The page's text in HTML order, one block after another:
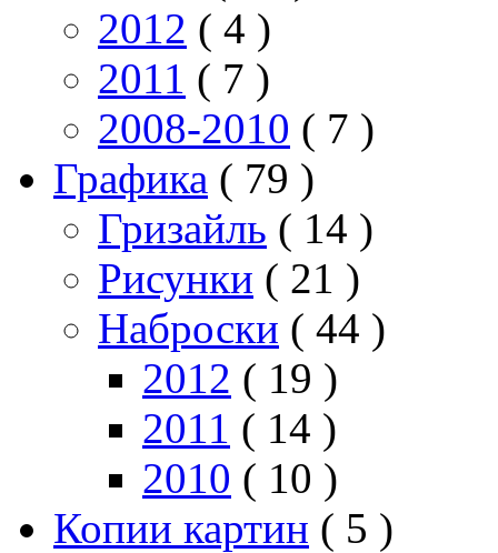
2012 ( 4 )
2011 ( 7 )
2008-2010 ( 7 )
Графика ( 79 )
Гризайль ( 14 )
Рисунки ( 21 )
Наброски ( 44 )
2012 ( 19 )
2011 ( 14 )
2010 ( 10 )
Копии картин ( 5 )